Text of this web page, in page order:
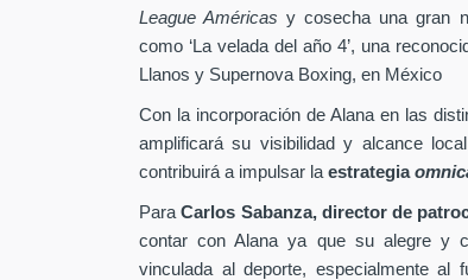
League Américas y cosecha una gran
como ‘La velada del año 4’, una
Llanos y Supernova Boxing, en México
Con la incorporación de Alana en las
amplificará su visibilidad y alcance
contribuirá a impulsar la estrategia
ParaCarlos Sabanza, director de
contar con Alana ya que su alegre y
vinculada al deporte, especialmente al